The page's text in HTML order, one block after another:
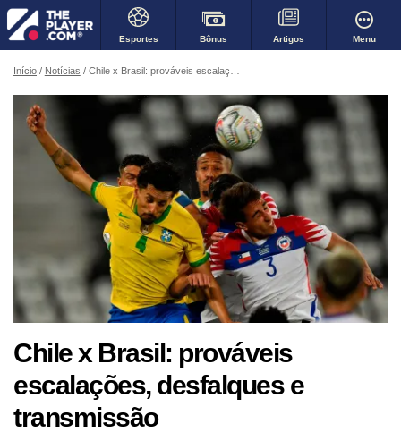
Esportes Bônus Artigos Menu
Início Notícias Chile x Brasil: prováveis escalações, desfalques e transmissão
Chile x Brasil: prováveis
escalações, desfalques e
transmissão